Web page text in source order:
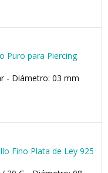
Puro para Piercing
- Diámetro: 03 mm
Fino Plata de Ley 925